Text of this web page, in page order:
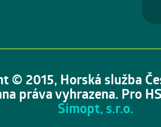
© 2015, Horská služba
práva vyhrazena. Pro
Simopt, s.r.o.